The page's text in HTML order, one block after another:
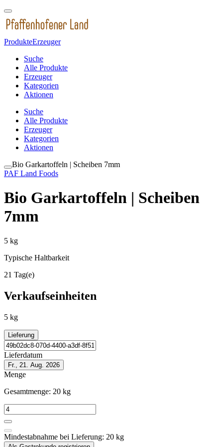
ProdukteErzeuger
Suche
Alle Produkte
Erzeuger
Kategorien
Aktionen
Suche
Alle Produkte
Erzeuger
Kategorien
Aktionen
Bio Garkartoffeln | Scheiben 7mm
PAF Land Foods
Bio Garkartoffeln | Scheiben
7mm
5 kg
Typische Haltbarkeit
21 Tag(e)
Verkaufseinheiten
5 kg
Lieferung
Lieferdatum
Fr., 21. Aug. 2026
Menge
Gesamtmenge: 20 kg
Mindestabnahme bei Lieferung: 20 kg